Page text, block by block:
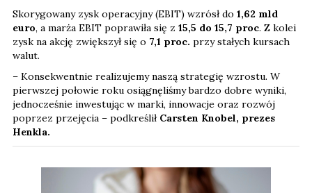
Skorygowany zysk operacyjny (EBIT) wzrósł do 1,62 mld
euro, a marża EBIT poprawiła się z 15,5 do 15,7 proc. Z kolei
zysk na akcję zwiększył się o 7,1 proc. przy stałych kursach
walut.
– Konsekwentnie realizujemy naszą strategię wzrostu. W
pierwszej połowie roku osiągnęliśmy bardzo dobre wyniki,
jednocześnie inwestując w marki, innowacje oraz rozwój
poprzez przejęcia – podkreślił Carsten Knobel, prezes
Henkla.